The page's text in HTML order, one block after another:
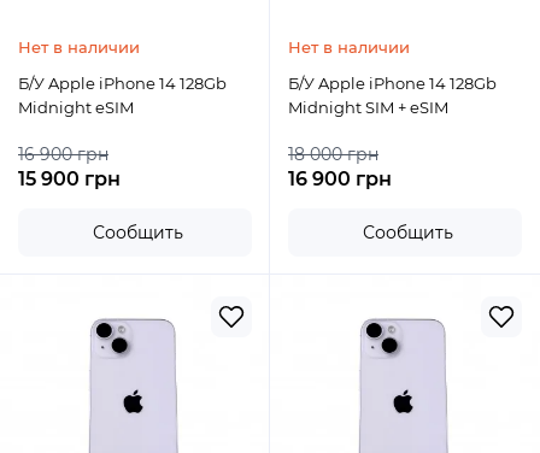
Нет в наличии
Б/У Apple iPhone 14 128Gb
Midnight eSIM
16 900 грн
15 900 грн
Сообщить
Нет в наличии
Б/У Apple iPhone 14 128Gb
Midnight SIM + eSIM
18 000 грн
16 900 грн
Сообщить